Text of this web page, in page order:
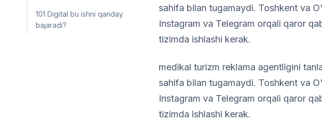
101 Digital bu ishni qanday
bajaradi?
sahifa bilan tugamaydi. Toshkent va
Instagram va Telegram orqali qaror
tizimda ishlashi kerak.
medikal turizm reklama agentligini
sahifa bilan tugamaydi. Toshkent va
Instagram va Telegram orqali qaror
tizimda ishlashi kerak.